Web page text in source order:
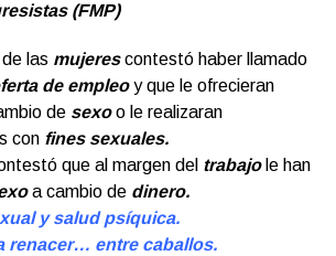
(FMP)
de las mujerescontestó haber llamado
de empleoy que le ofrecieran
de sexoo le realizaran
con fines sexuales.
que al margen del trabajole han
a cambio de dinero.
y salud psíquica.
renacer… entre caballos.